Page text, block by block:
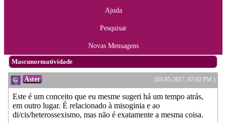
Ajuda
Pesquisar
Novas Mensagens
Mascunormatividade
(03-05-2017, 07:02 PM )
Aster
Este é um conceito que eu mesme sugeri há um tempo atrás,
em outro lugar. É relacionado à misoginia e ao
di/cis/heterossexismo, mas não é exatamente a mesma coisa.